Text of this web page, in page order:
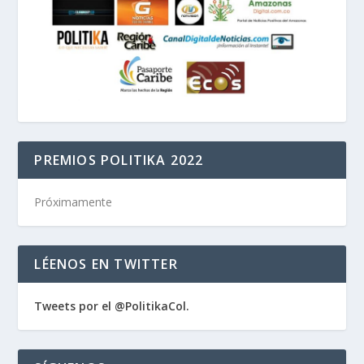
PREMIOS POLITIKA 2022
Próximamente
LÉENOS EN TWITTER
Tweets por el @PolitikaCol.